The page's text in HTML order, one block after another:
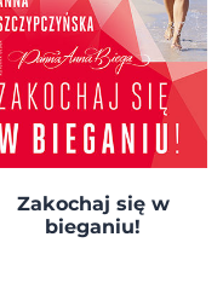
Zakochaj się w
bieganiu!